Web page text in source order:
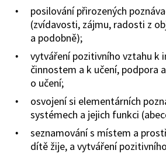
posilování přirozených
(zvídavosti, zájmu, radosti z
a podobně);
vytváření pozitivního vztahu k
činnostem a k učení, podpora
o učení;
osvojení si elementárních
systémech a jejich funkci
seznamování s místem a
dítě žije, a vytváření